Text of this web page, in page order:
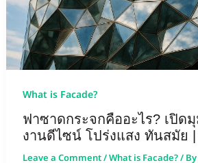
What is Facade?
ฟาซาดกระจกคืออะไร? เปิด
งานดีไซน์ โปร่งแสง ทันสมัย |
Leave a Comment/What is Facade?/ By